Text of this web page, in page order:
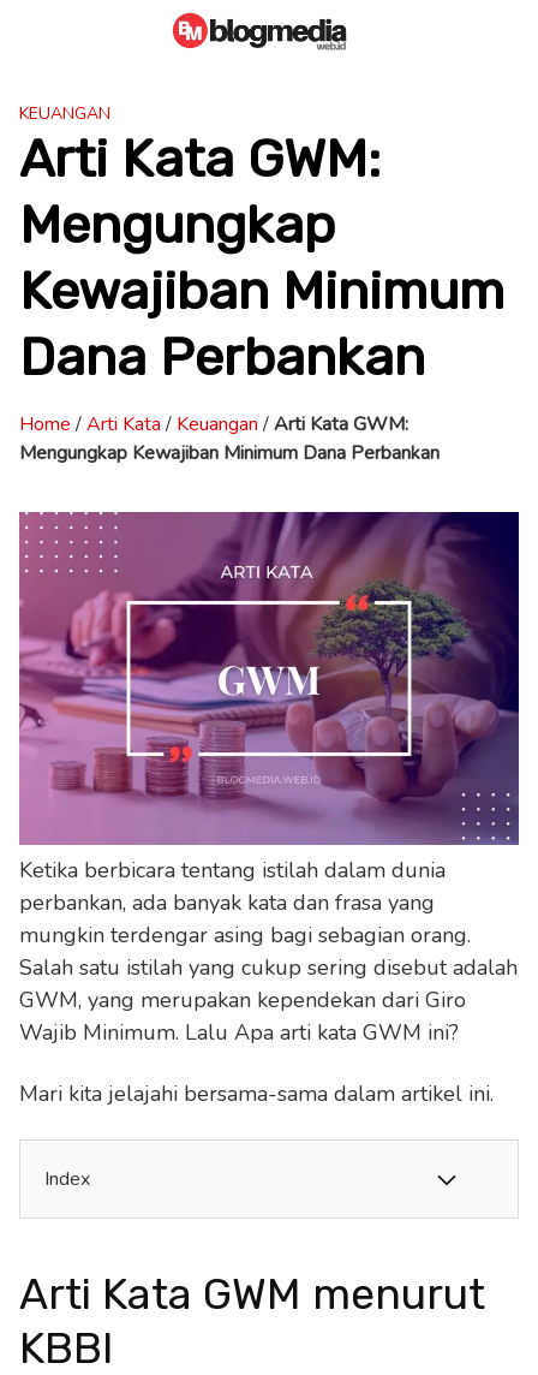
KEUANGAN
Arti Kata GWM:
Mengungkap
Kewajiban Minimum
Dana Perbankan
Home /Arti Kata / Keuangan /Arti Kata GWM:
Mengungkap Kewajiban Minimum Dana Perbankan
Ketika berbicara tentang istilah dalam dunia
perbankan, ada banyak kata dan frasa yang
mungkin terdengar asing bagi sebagian orang.
Salah satu istilah yang cukup sering disebut adalah
GWM, yang merupakan kependekan dari Giro
Wajib Minimum. Lalu Apa arti kata GWM ini?
Mari kita jelajahi bersama-sama dalam artikel ini.
Index
Arti Kata GWM menurut
KBBI